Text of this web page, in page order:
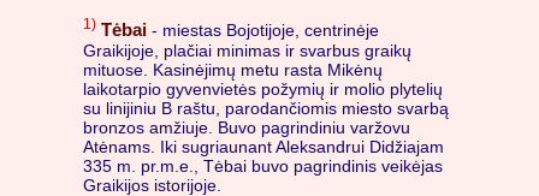
1) Tėbai - miestas Bojotijoje, centrinėje
Graikijoje, plačiai minimas ir svarbus graikų
mituose. Kasinėjimų metu rasta Mikėnų
laikotarpio gyvenvietės požymių ir molio plytelių
su linijiniu B raštu, parodančiomis miesto svarbą
bronzos amžiuje. Buvo pagrindiniu varžovu
Atėnams. Iki sugriaunant Aleksandrui Didžiajam
335 m. pr.m.e., Tėbai buvo pagrindinis veikėjas
Graikijos istorijoje.